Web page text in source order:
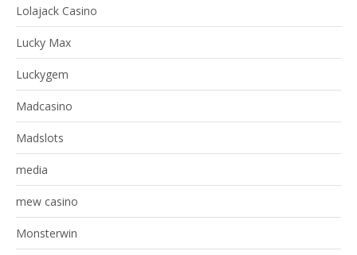
Lolajack Casino
Lucky Max
Luckygem
Madcasino
Madslots
media
mew casino
Monsterwin